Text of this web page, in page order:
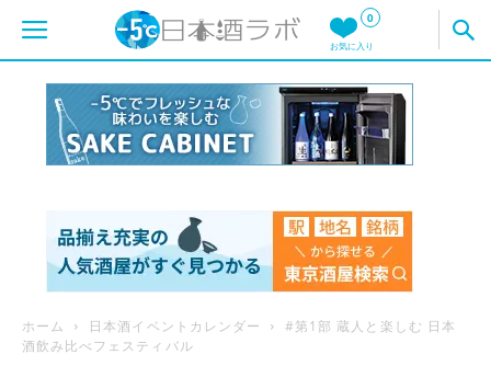
0
お気に入り
ホーム 日本酒イベントカレンダー
#第1部 蔵人と楽しむ 日本
酒飲み比べフェスティバル